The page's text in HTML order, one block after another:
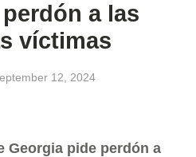
a las
víctimas
12, 2024
Georgia pide perdón a